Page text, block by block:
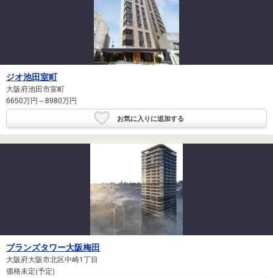
ジオ池田室町
大阪府池田市室町
6650万円～8980万円
お気に入りに追加する
ブランズタワー大阪梅田
大阪府大阪市北区中崎1丁目
価格未定(予定)